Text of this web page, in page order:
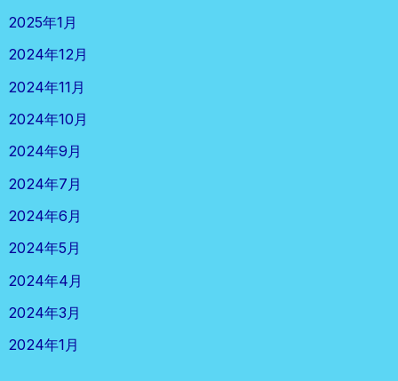
2025年1月
2024年12月
2024年11月
2024年10月
2024年9月
2024年7月
2024年6月
2024年5月
2024年4月
2024年3月
2024年1月